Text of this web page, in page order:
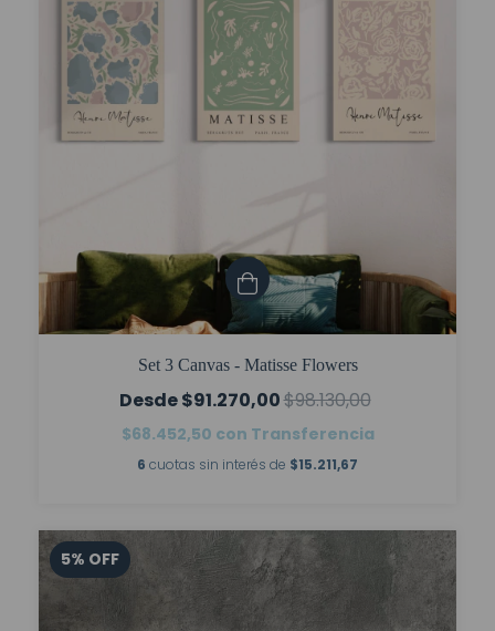
Set 3 Canvas - Matisse Flowers
$91.270,00$98.130,00
$68.452,50 con Transferencia
6 cuotas sin interés de $15.211,67
5% OFF